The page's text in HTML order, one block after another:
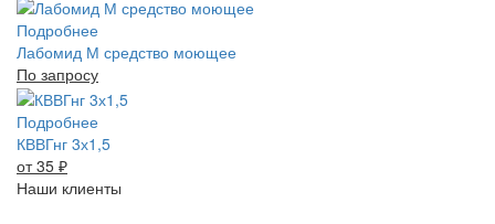
Подробнее
Лабомид М средство моющее
По запросу
Подробнее
КВВГнг 3х1,5
от 35 ₽
Наши клиенты